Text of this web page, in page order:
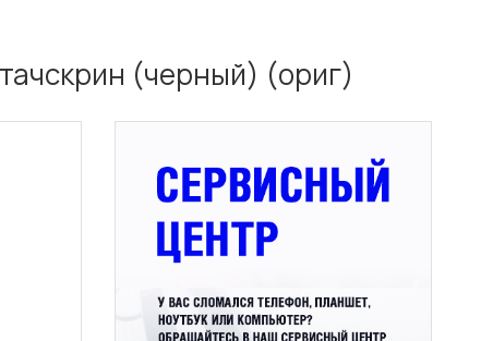
(черный) (ориг)